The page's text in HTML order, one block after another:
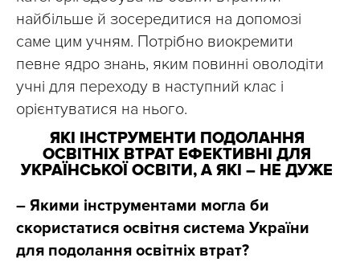
найбільше й зосередитися на допомозі
саме цим учням. Потрібно виокремити
певне ядро знань, яким повинні оволодіти
учні для переходу в наступний клас і
орієнтуватися на нього.
ЯКІ ІНСТРУМЕНТИ ПОДОЛАННЯ
ОСВІТНІХ ВТРАТ ЕФЕКТИВНІ ДЛЯ
УКРАЇНСЬКОЇ ОСВІТИ, А ЯКІ – НЕ ДУЖЕ
– Якими інструментами могла би
скористатися освітня система України
для подолання освітніх втрат?